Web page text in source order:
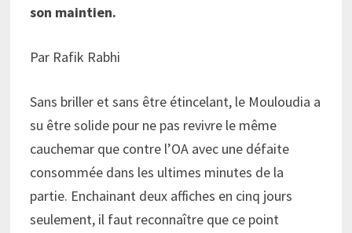
son maintien.
Par Rafik Rabhi
Sans briller et sans être étincelant, le Mouloudia a
su être solide pour ne pas revivre le même
cauchemar que contre l’OA avec une défaite
consommée dans les ultimes minutes de la
partie. Enchainant deux affiches en cinq jours
seulement, il faut reconnaître que ce point